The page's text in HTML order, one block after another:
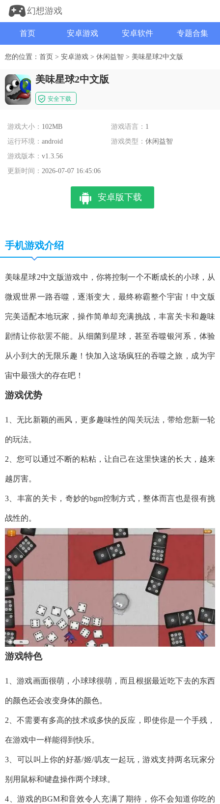
幻想游戏
首页 安卓游戏 安卓软件 专题合集
您的位置： 首页 > 安卓游戏 > 休闲益智 > 美味星球2中文版
美味星球2中文版
安全下载
游戏大小： 102MB 游戏语言： 1
运行环境： android 游戏类型：休闲益智
游戏版本： v1.3.56
更新时间： 2026-07-07 16:45:06
安卓版下载
手机游戏介绍
美味星球2中文版游戏中，你将控制一个不断成长的小球，从
微观世界一路吞噬，逐渐变大，最终称霸整个宇宙！中文版
完美适配本地玩家，操作简单却充满挑战，丰富关卡和趣味
剧情让你欲罢不能。从细菌到星球，甚至吞噬银河系，体验
从小到大的无限乐趣！快加入这场疯狂的吞噬之旅，成为宇
宙中最强大的存在吧！
游戏优势
1、无比新颖的画风，更多趣味性的闯关玩法，带给您新一轮
的玩法。
2、您可以通过不断的粘粘，让自己在这里快速的长大，越来
越厉害。
3、丰富的关卡，奇妙的bgm控制方式，整体而言也是很有挑
战性的。
游戏特色
1、游戏画面很萌，小球球很萌，而且根据最近吃下去的东西
的颜色还会改变身体的颜色。
2、不需要有多高的技术或多快的反应，即使你是一个手残，
在游戏中一样能得到快乐。
3、可以叫上你的好基/姬/叽友一起玩，游戏支持两名玩家分
别用鼠标和键盘操作两个球球。
4、游戏的BGM和音效令人充满了期待，你不会知道你吃的